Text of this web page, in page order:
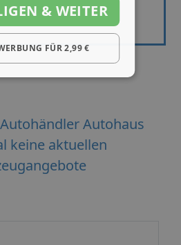
Autohaus
keine aktuellen
& WEITER
FÜR 2,99 €